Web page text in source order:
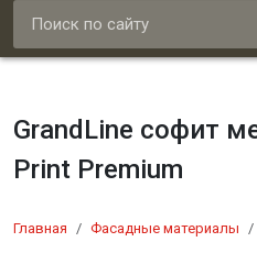
GrandLine софит
Print Premium
Главная Фасадные материалы